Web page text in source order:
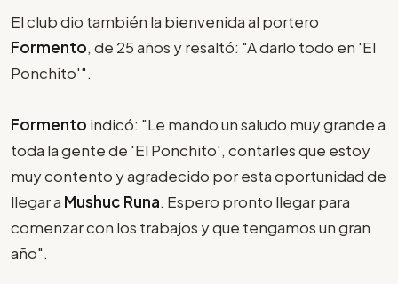
El club dio también la bienvenida al portero
Formento, de 25 años y resaltó: "A darlo todo en 'El
Ponchito'".
Formento indicó: "Le mando un saludo muy grande a
toda la gente de 'El Ponchito', contarles que estoy
muy contento y agradecido por esta oportunidad de
llegar a Mushuc Runa. Espero pronto llegar para
comenzar con los trabajos y que tengamos un gran
año".